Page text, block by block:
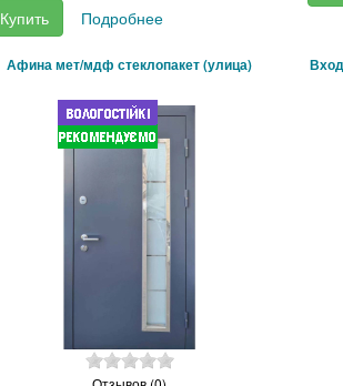
Купить Подробнее
Афина мет/мдф стеклопакет (улица)